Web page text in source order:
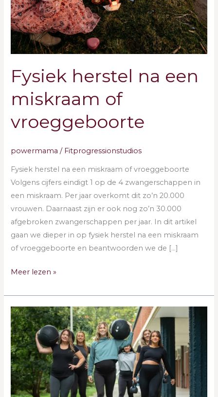
Fysiek herstel na een
miskraam of
vroeggeboorte
powermama / Fitprogressionstudios
Fysiek herstel na een miskraam of vroeggeboorte
Volgens cijfers eindigt 1 op de 4 zwangerschappen in
een miskraam. Per jaar overkomt dit zo’n 20.000
vrouwen. Daarnaast zijn er ook nog zo’n 30.000
afgebroken zwangerschappen per jaar. In dit artikel
gaan we dieper in op fysiek herstel na een miskraam
of vroeggeboorte en beantwoorden we de […]
vroeggeboorte
Meer lezen »
Wanneer
weer
CrossFitt
na
de
bevalling?